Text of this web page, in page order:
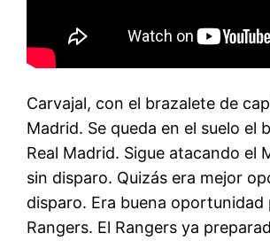
Carvajal, con el brazalete de
Madrid. Se queda en el suelo el
Real Madrid. Sigue atacando el
sin disparo. Quizás era mejor
disparo. Era buena oportunidad
Rangers. El Rangers ya